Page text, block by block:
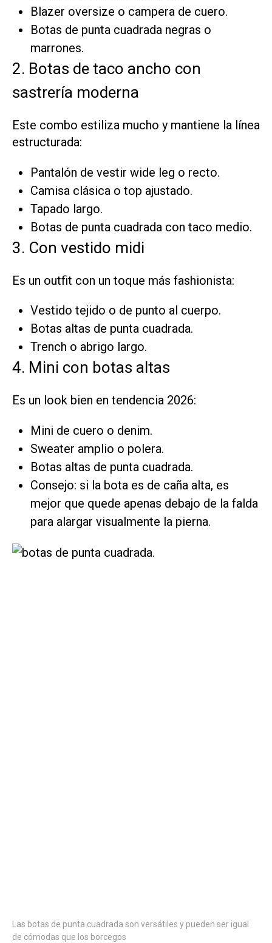
Blazer oversize o campera de cuero.
Botas de punta cuadrada negras o
marrones.
2. Botas de taco ancho con
sastrería moderna
Este combo estiliza mucho y mantiene la línea
estructurada:
Pantalón de vestir wide leg o recto.
Camisa clásica o top ajustado.
Tapado largo.
Botas de punta cuadrada con taco medio.
3. Con vestido midi
Es un outfit con un toque más fashionista:
Vestido tejido o de punto al cuerpo.
Botas altas de punta cuadrada.
Trench o abrigo largo.
4. Mini con botas altas
Es un look bien en tendencia 2026:
Mini de cuero o denim.
Sweater amplio o polera.
Botas altas de punta cuadrada.
Consejo: si la bota es de caña alta, es
mejor que quede apenas debajo de la falda
para alargar visualmente la pierna.
Las botas de punta cuadrada son versátiles y pueden ser igual
de cómodas que los borcegos